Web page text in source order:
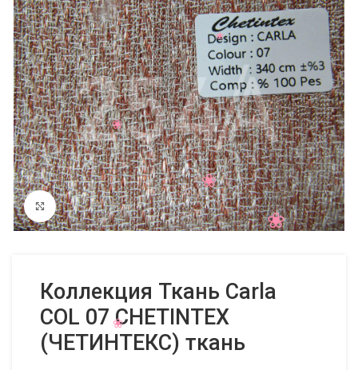
Нажмите, чтобы увеличить
Коллекция Ткань Carla
COL 07 CHETINTEX
(ЧЕТИНТЕКС) ткань